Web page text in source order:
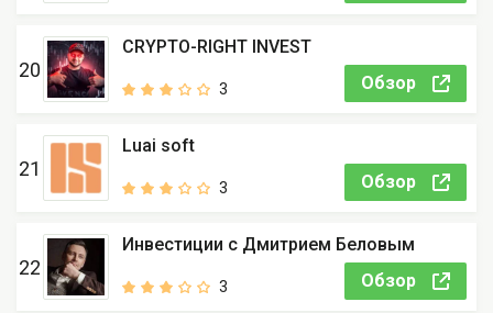
20
CRYPTO-RIGHT INVEST
3 Обзор
21
Luai soft
3 Обзор
22
Инвестиции с Дмитрием Беловым
3 Обзор